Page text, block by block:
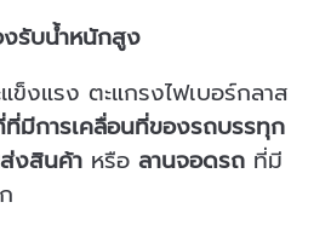
รับน้ำหนักสูง
ข็งแรง ตะแกรงไฟเบอร์กลาส
มีการเคลื่อนที่ของรถบรรทุก
งสินค้า หรือลานจอดรถ ที่มี